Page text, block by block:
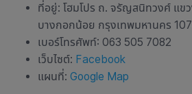
ที่อยู่: โฮมโปร ถ. จรัญสนิทวงศ์ แข
บางกอกน้อย กรุงเทพมหานคร
เบอร์โทรศัพท์: 063 505 7082
เว็บไซต์: Facebook
แผนที่: Google Map